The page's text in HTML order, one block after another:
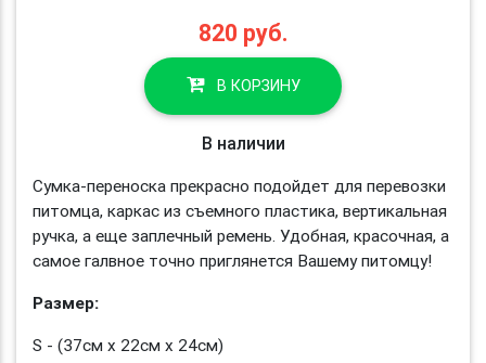
820 руб.
В КОРЗИНУ
В наличии
Сумка-переноска прекрасно подойдет для перевозки
питомца, каркас из съемного пластика, вертикальная
ручка, а еще заплечный ремень. Удобная, красочная, а
самое галвное точно приглянется Вашему питомцу!
Размер:
S - (37см х 22см х 24см)